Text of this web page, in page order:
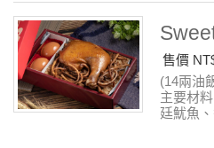
售價
(14兩油
主要材
廷魷魚